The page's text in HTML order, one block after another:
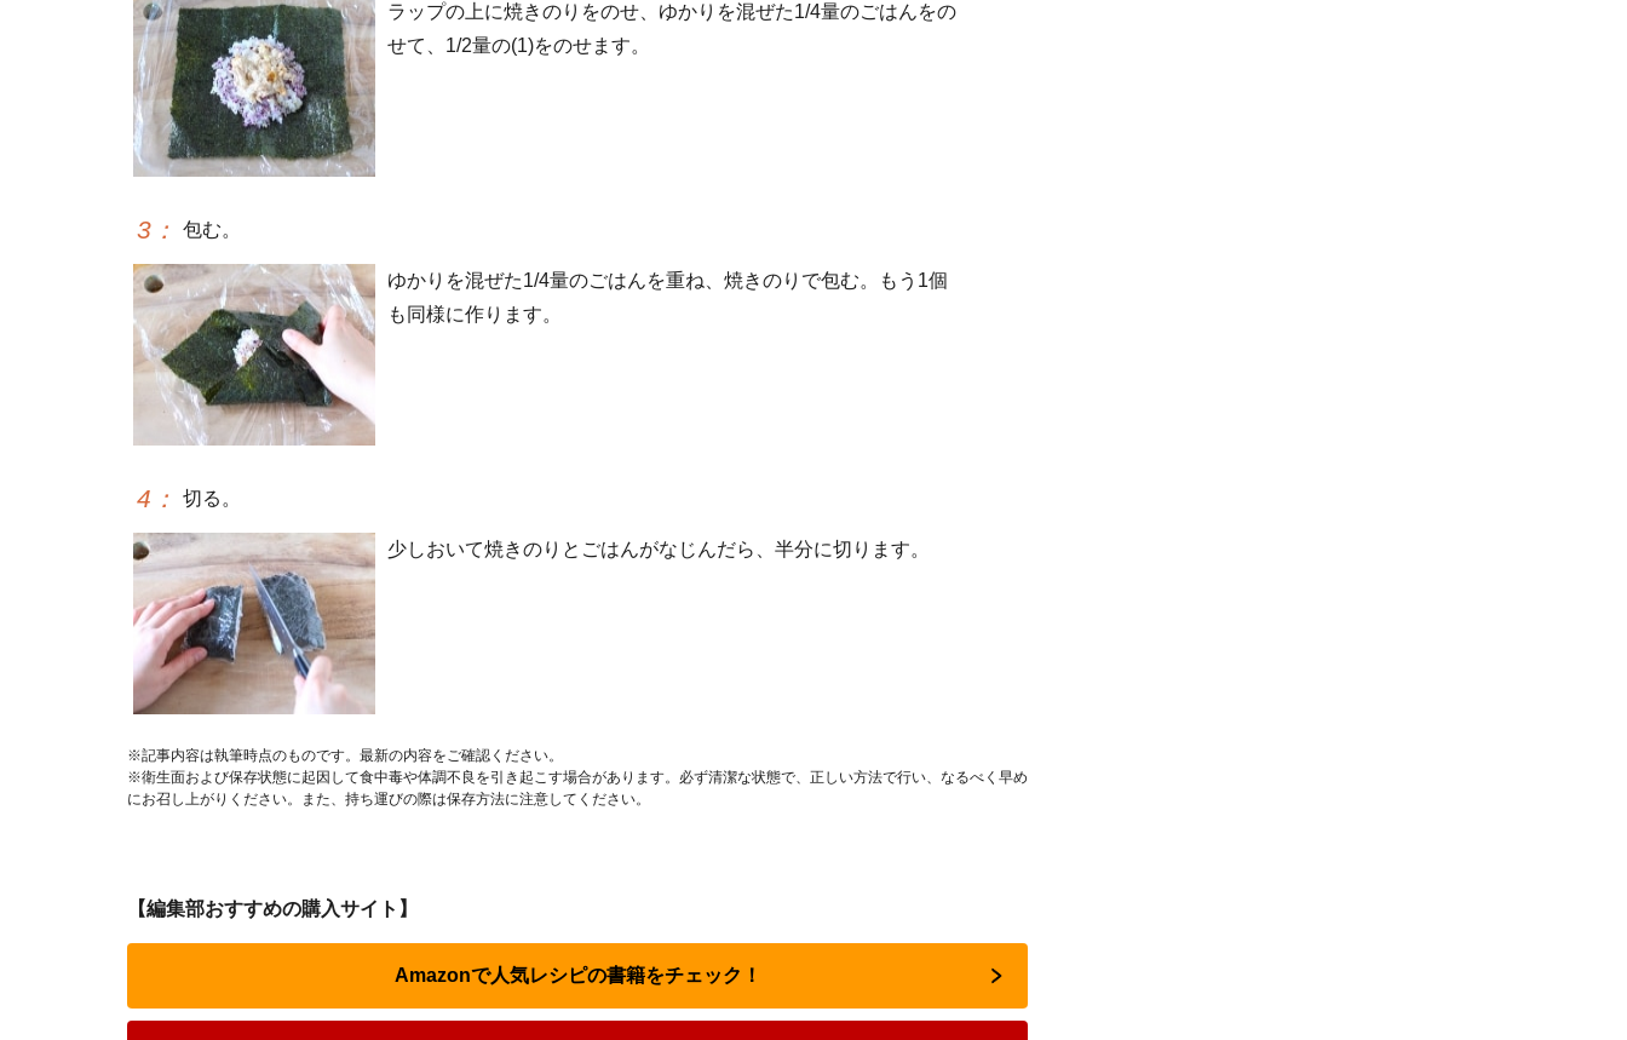
ラップの上に焼きのりをのせ、ゆかりを混ぜた1/4量のごはんをの
せて、1/2量の(1)をのせます。
3 ： 包む。
ゆかりを混ぜた1/4量のごはんを重ね、焼きのりで包む。もう1個
も同様に作ります。
4 ： 切る。
少しおいて焼きのりとごはんがなじんだら、半分に切ります。
※記事内容は執筆時点のものです。最新の内容をご確認ください。
※衛生面および保存状態に起因して食中毒や体調不良を引き起こす場合があります。必ず清潔な状態で、正しい方法で行い、なるべく早め
にお召し上がりください。また、持ち運びの際は保存方法に注意してください。
【編集部おすすめの購入サイト】
Amazonで人気レシピの書籍をチェック！